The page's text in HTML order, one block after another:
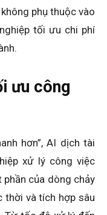
phụ thuộc vào
tối ưu chi phí
ưu công
hơn”, AI dịch tài
xử lý công việc
của dòng chảy
thời và tích hợp sâu